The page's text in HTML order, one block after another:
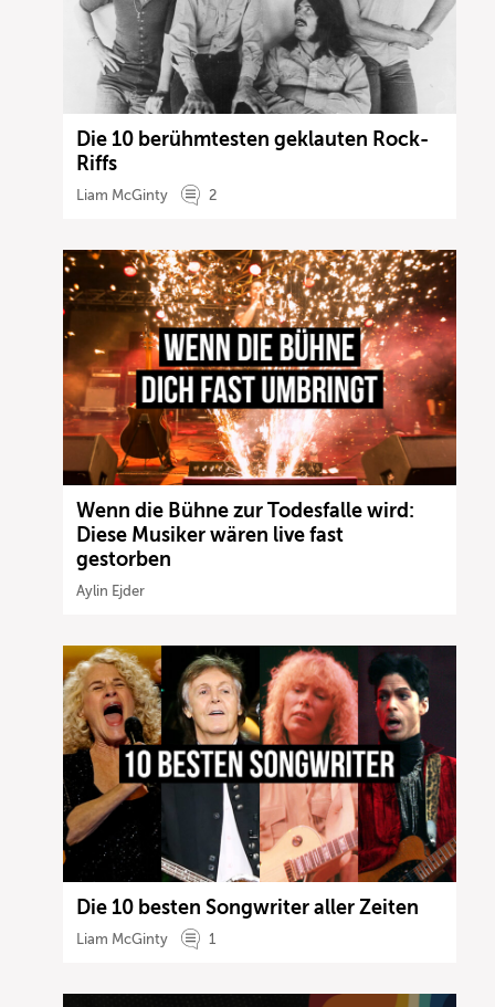
Die 10 berühmtesten geklauten Rock-
Riffs
Liam McGinty 2
Wenn die Bühne zur Todesfalle wird:
Diese Musiker wären live fast
gestorben
Aylin Ejder
Die 10 besten Songwriter aller Zeiten
Liam McGinty 1